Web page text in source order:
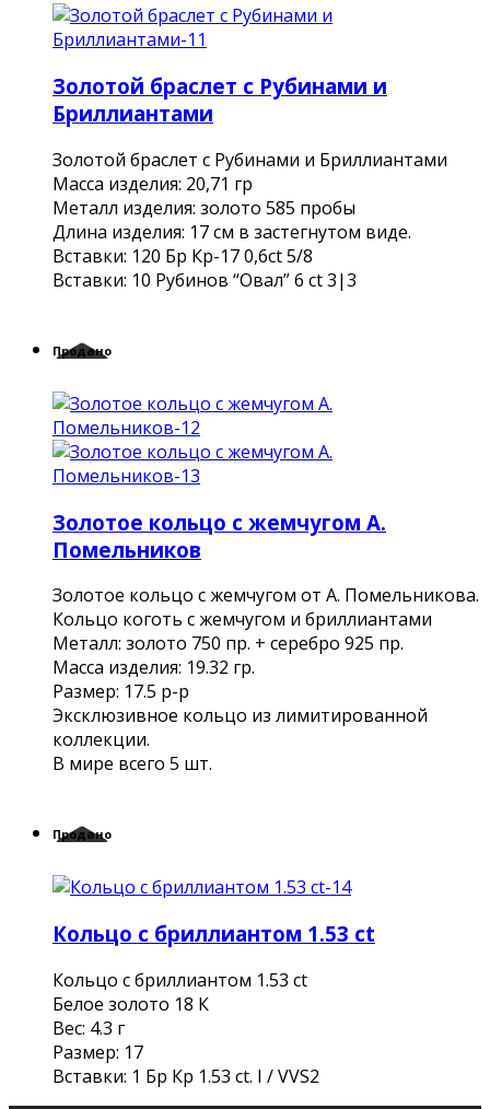
Золотой браслет с Рубинами и
Бриллиантами
Золотой браслет с Рубинами и Бриллиантами
Масса изделия: 20,71 гр
Металл изделия: золото 585 пробы
Длина изделия: 17 см в застегнутом виде.
Вставки: 120 Бр Кр-17 0,6ct 5/8
Вставки: 10 Рубинов “Овал” 6 ct 3|3
Продано
Золотое кольцо с жемчугом А.
Помельников
Золотое кольцо с жемчугом от А. Помельникова.
Кольцо коготь с жемчугом и бриллиантами
Металл: золото 750 пр. + серебро 925 пр.
Масса изделия: 19.32 гр.
Размер: 17.5 р-р
Эксклюзивное кольцо из лимитированной
коллекции.
В мире всего 5 шт.
Продано
Кольцо с бриллиантом 1.53 ct
Кольцо с бриллиантом 1.53 ct
Белое золото 18 К
Вес: 4.3 г
Размер: 17
Вставки: 1 Бр Кр 1.53 ct. I / VVS2